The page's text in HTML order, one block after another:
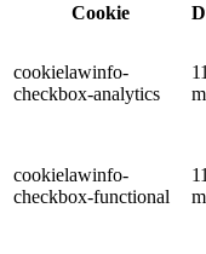
Cookie
cookielawinfo-
checkbox-analytics
11
cookielawinfo-
checkbox-functional
11